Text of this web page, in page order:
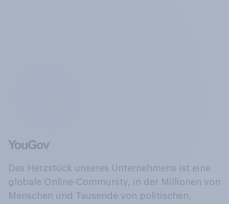
Das Herzstück unseres Unternehmens ist eine
globale Online-Community, in der Millionen von
Menschen und Tausende von politischen,